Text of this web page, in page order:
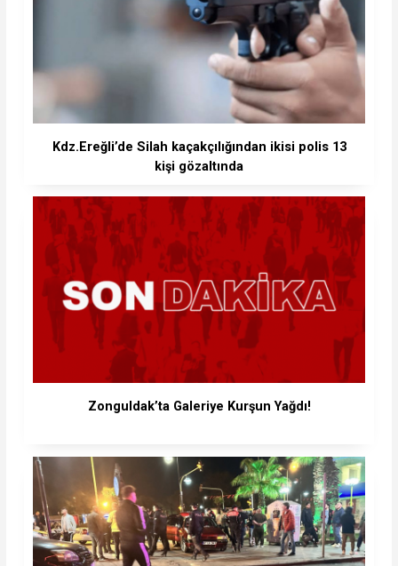
Kdz.Ereğli’de Silah kaçakçılığından ikisi polis 13
kişi gözaltında
Zonguldak’ta Galeriye Kurşun Yağdı!